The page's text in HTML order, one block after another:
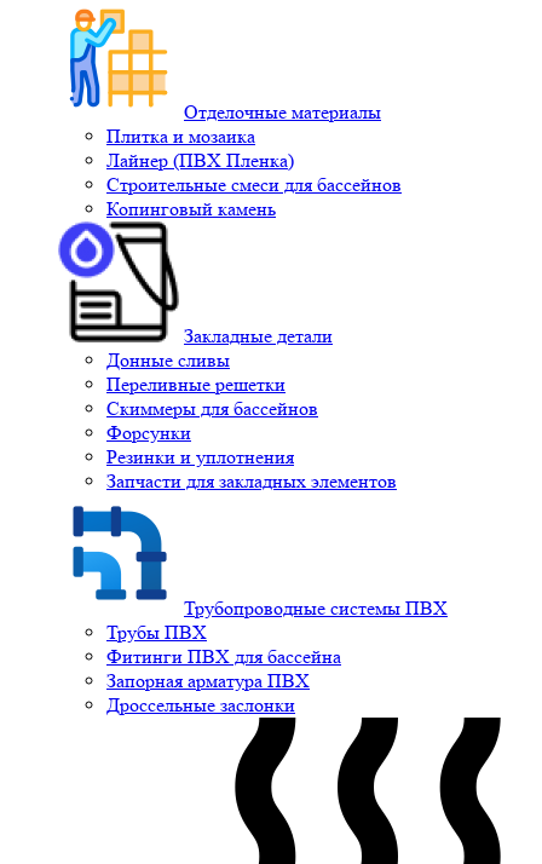
Отделочные материалы
Плитка и мозаика
Лайнер (ПВХ Пленка)
Строительные смеси для бассейнов
Копинговый камень
Закладные детали
Донные сливы
Переливные решетки
Скиммеры для бассейнов
Форсунки
Резинки и уплотнения
Запчасти для закладных элементов
Трубопроводные системы ПВХ
Трубы ПВХ
Фитинги ПВХ для бассейна
Запорная арматура ПВХ
Дроссельные заслонки